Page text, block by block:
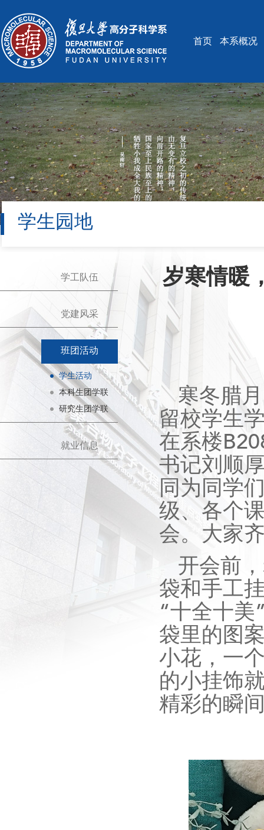
首页 本系概况
学生园地
学工队伍
党建风采
班团活动
学生活动
本科生团学联
研究生团学联
就业信息
岁寒情暖
寒冬腊
留校学生
在系楼
书记刘顺
同为同学
级、各个
会。大家
开会前
袋和手工
“十全十美
袋里的图
小花，一
的小挂饰
精彩的瞬